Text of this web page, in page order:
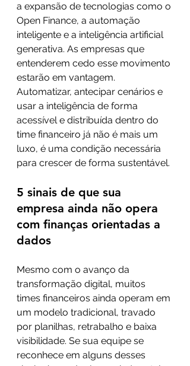
a expansão de tecnologias como o
Open Finance, a automação
inteligente e a inteligência artificial
generativa. As empresas que
entenderem cedo esse movimento
estarão em vantagem.
Automatizar, antecipar cenários e
usar a inteligência de forma
acessível e distribuída dentro do
time financeiro já não é mais um
luxo, é uma condição necessária
para crescer de forma sustentável.
5 sinais de que sua
empresa ainda não opera
com finanças orientadas a
dados
Mesmo com o avanço da
transformação digital, muitos
times financeiros ainda operam em
um modelo tradicional, travado
por planilhas, retrabalho e baixa
visibilidade. Se sua equipe se
reconhece em alguns desses